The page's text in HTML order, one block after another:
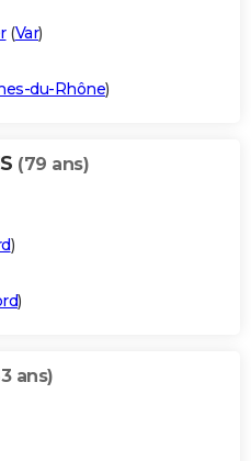
(Var)
du-Rhône)
(79 ans)
)
)
ans)